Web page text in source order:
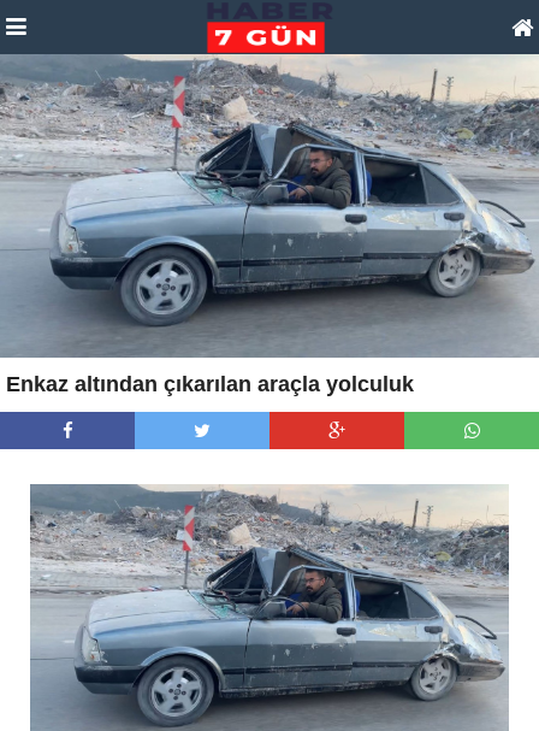
Enkaz altından çıkarılan araçla yolculuk